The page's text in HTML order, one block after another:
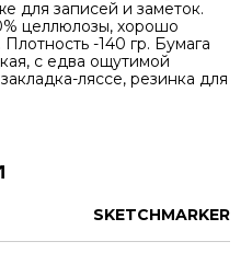
для записей и заметок.
целлюлозы, хорошо
-140 гр. Бумага
с едва ощутимой
ляссе, резинка для
SKETCHMARKER